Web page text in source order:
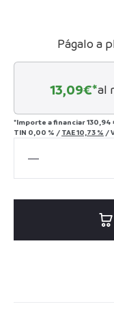
Págalo a
13,09€*al
*Importe a financiar130,94
TIN 0,00 % / TAE10,73 % /